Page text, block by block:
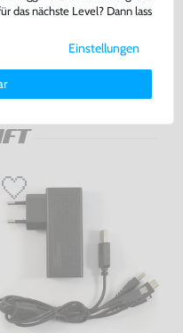
-10%
Warenkorb
das nächste Level? Dann lass
verwendeten Cookies und
Du in unsererDaten­schutz­
Einstellungen